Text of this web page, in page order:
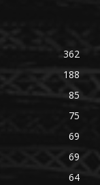
362
188
85
75
69
69
64